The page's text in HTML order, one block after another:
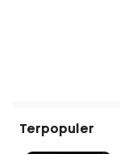
Terpopuler